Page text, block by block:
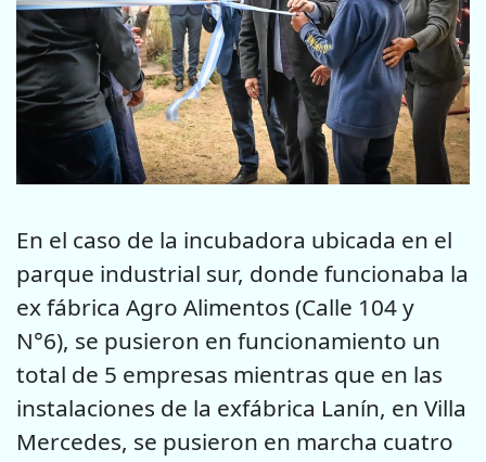
En el caso de la incubadora ubicada en el
parque industrial sur, donde funcionaba la
ex fábrica Agro Alimentos (Calle 104 y
N°6), se pusieron en funcionamiento un
total de 5 empresas mientras que en las
instalaciones de la exfábrica Lanín, en Villa
Mercedes, se pusieron en marcha cuatro